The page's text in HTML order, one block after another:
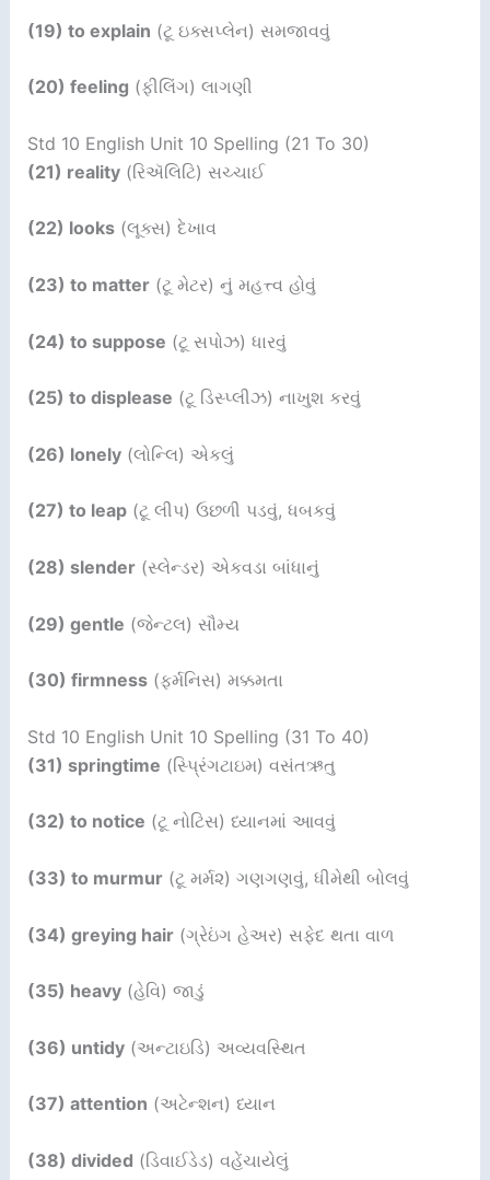
(19) to explain (ટૂ ઇક્સપ્લેન) સમજાવવું
(20) feeling (ફીલિંગ) લાગણી
Std 10 English Unit 10 Spelling (21 To 30)
(21) reality(રિઍલિટિ) સચ્ચાઈ
(22) looks(લૂક્સ) દેખાવ
(23) to matter(ટૂ મેટર) નું મહત્ત્વ હોવું
(24) to suppose (ટૂ સપોઝ) ધારવું
(25) to displease (ટૂ ડિસ્પ્લીઝ) નાખુશ કરવું
(26) lonely(લોન્લિ) એકલું
(27) to leap(ટૂ લીપ) ઉછળી પડવું, ધબકવું
(28) slender(સ્લેન્ડર) એકવડા બાંધાનું
(29) gentle (જેન્ટલ) સૌમ્ય
(30) firmness(ફર્મનિસ) મક્કમતા
Std 10 English Unit 10 Spelling (31 To 40)
(31) springtime (સ્પ્રિંગટાઇમ) વસંતઋતુ
(32) to notice (ટૂ નોટિસ) ધ્યાનમાં આવવું
(33) to murmur(ટૂ મર્મ૨) ગણગણવું, ધીમેથી બોલવું
(34) greying hair(ગ્રેઇંગ હેઅર) સફેદ થતા વાળ
(35) heavy(હેવિ) જાડું
(36) untidy(અન્ટાઇડિ) અવ્યવસ્થિત
(37) attention (અટેન્શન) ધ્યાન
(38) divided (ડિવાઈડેડ) વહેંચાયેલું